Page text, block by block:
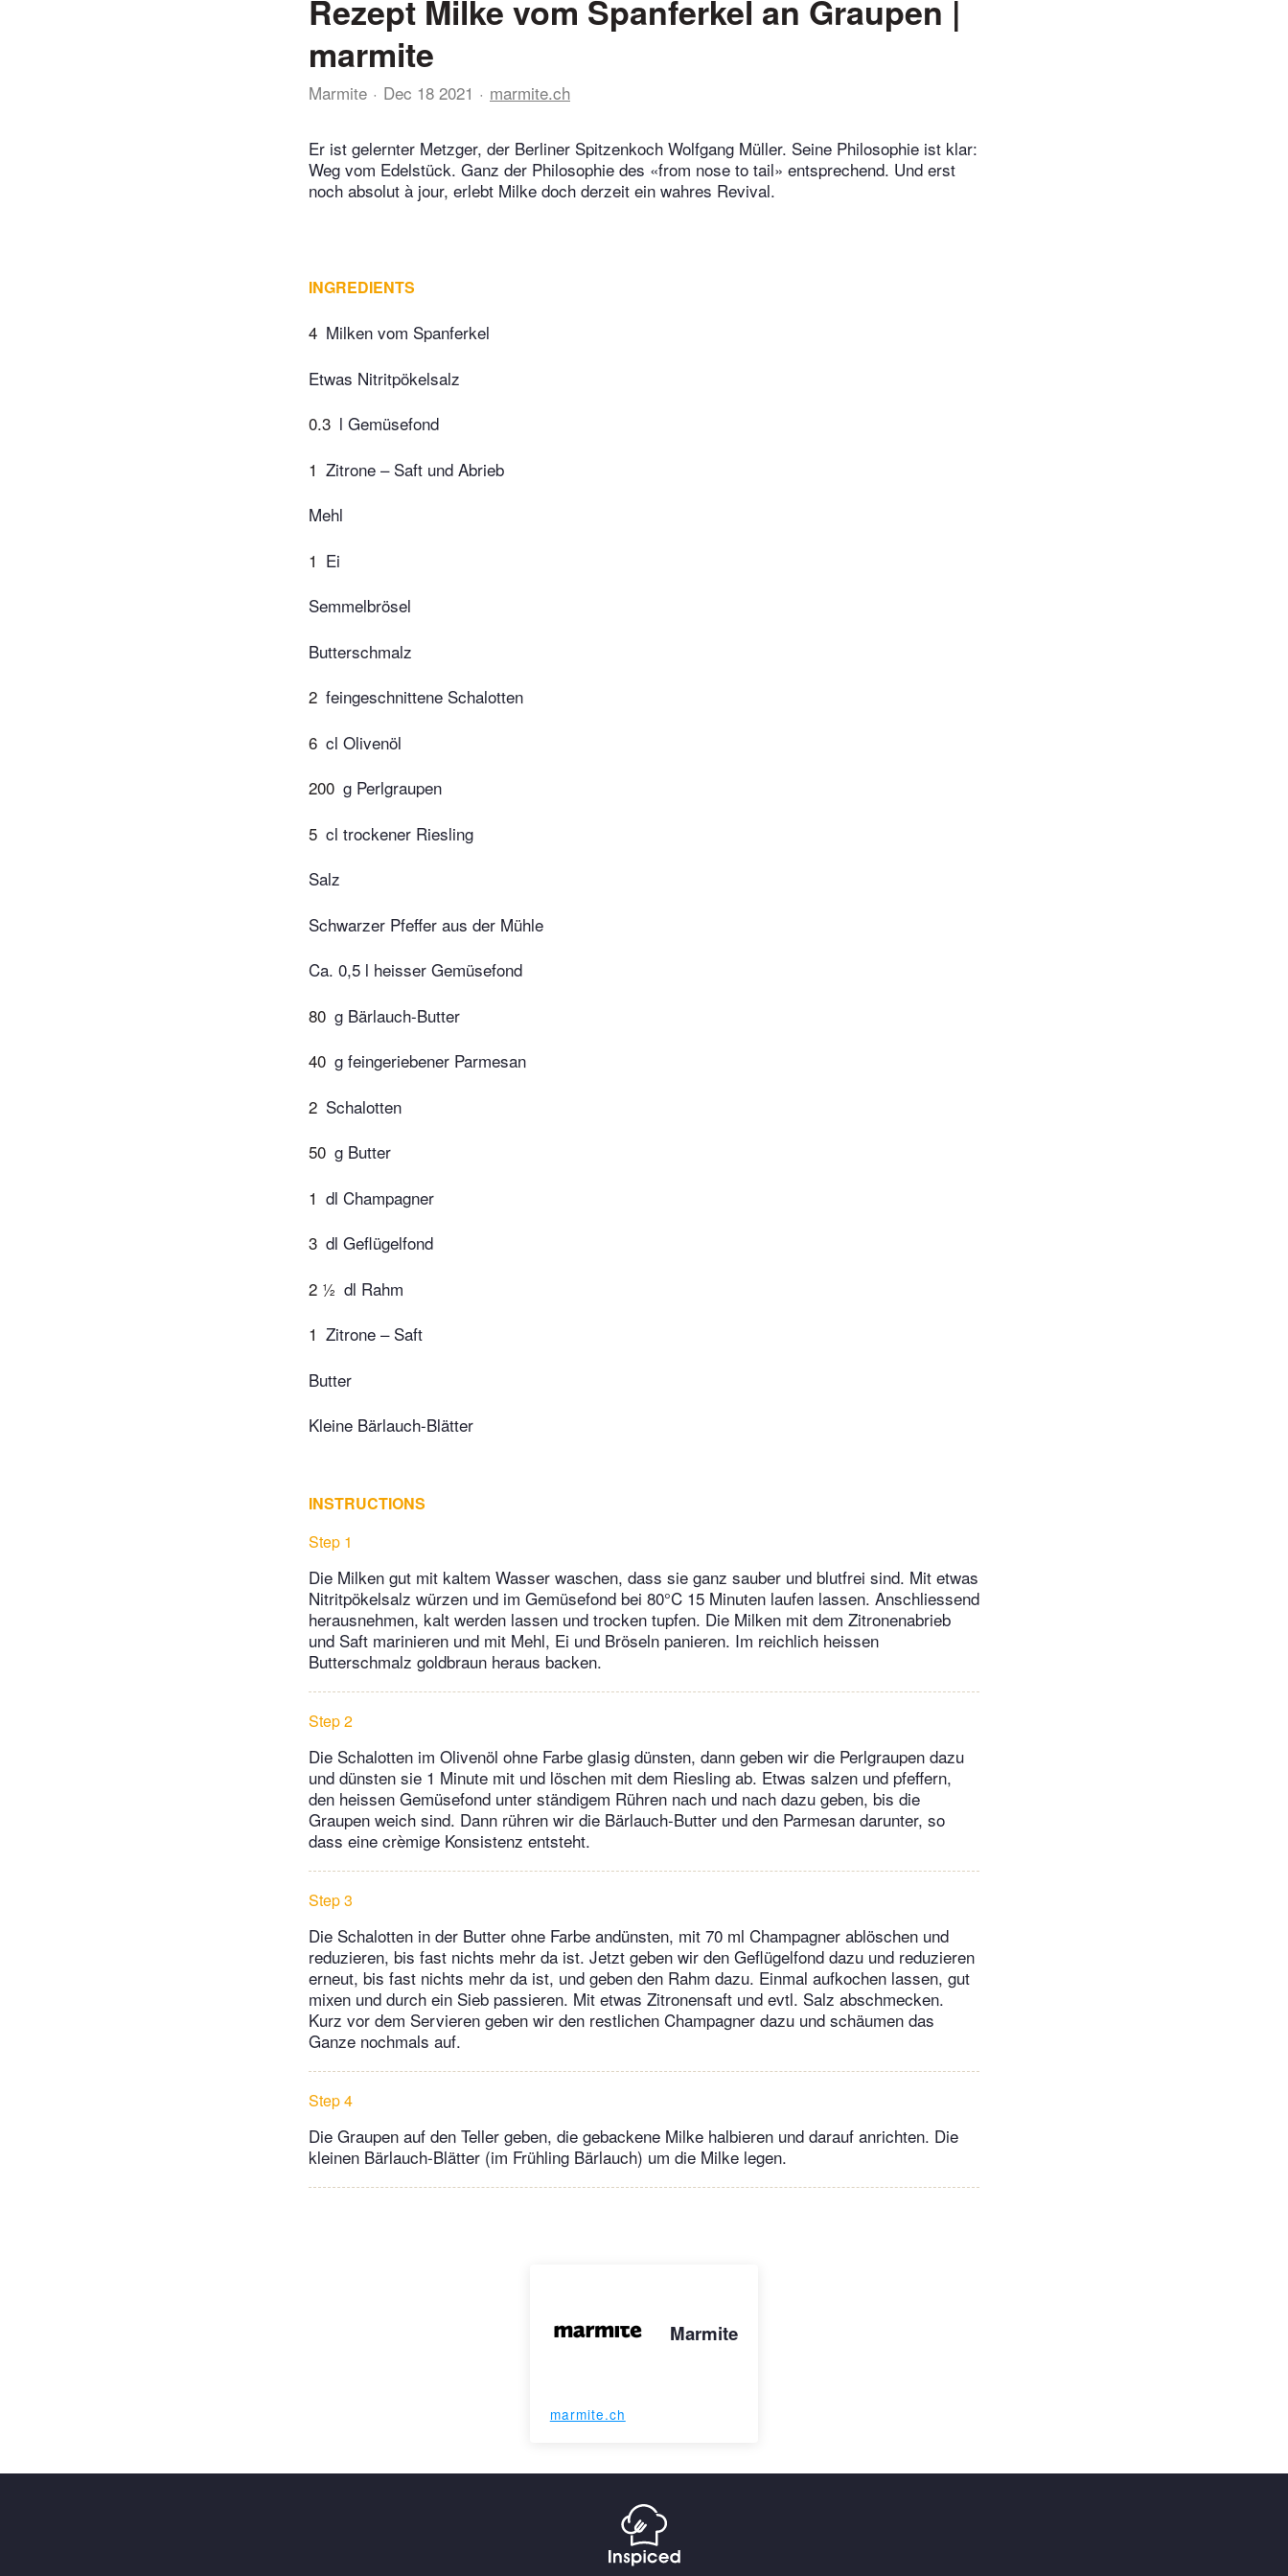
Rezept Milke vom Spanferkel an Graupen |
marmite
Marmite Dec 18 2021 marmite.ch
Er ist gelernter Metzger, der Berliner Spitzenkoch Wolfgang Müller. Seine Philosophie ist klar:
Weg vom Edelstück. Ganz der Philosophie des «from nose to tail» entsprechend. Und erst
noch absolut à jour, erlebt Milke doch derzeit ein wahres Revival.
INGREDIENTS
4 Milken vom Spanferkel
Etwas Nitritpökelsalz
0.3 l Gemüsefond
1 Zitrone – Saft und Abrieb
Mehl
1 Ei
Semmelbrösel
Butterschmalz
2 feingeschnittene Schalotten
6 cl Olivenöl
200 g Perlgraupen
5 cl trockener Riesling
Salz
Schwarzer Pfeffer aus der Mühle
Ca. 0,5 l heisser Gemüsefond
80 g Bärlauch-Butter
40 g feingeriebener Parmesan
2 Schalotten
50 g Butter
1 dl Champagner
3 dl Geflügelfond
2 ½ dl Rahm
1 Zitrone – Saft
Butter
Kleine Bärlauch-Blätter
INSTRUCTIONS
Step 1
Die Milken gut mit kaltem Wasser waschen, dass sie ganz sauber und blutfrei sind. Mit etwas
Nitritpökelsalz würzen und im Gemüsefond bei 80°C 15 Minuten laufen lassen. Anschliessend
herausnehmen, kalt werden lassen und trocken tupfen. Die Milken mit dem Zitronenabrieb
und Saft marinieren und mit Mehl, Ei und Bröseln panieren. Im reichlich heissen
Butterschmalz goldbraun heraus backen.
Step 2
Die Schalotten im Olivenöl ohne Farbe glasig dünsten, dann geben wir die Perlgraupen dazu
und dünsten sie 1 Minute mit und löschen mit dem Riesling ab. Etwas salzen und pfeffern,
den heissen Gemüsefond unter ständigem Rühren nach und nach dazu geben, bis die
Graupen weich sind. Dann rühren wir die Bärlauch-Butter und den Parmesan darunter, so
dass eine crèmige Konsistenz entsteht.
Step 3
Die Schalotten in der Butter ohne Farbe andünsten, mit 70 ml Champagner ablöschen und
reduzieren, bis fast nichts mehr da ist. Jetzt geben wir den Geflügelfond dazu und reduzieren
erneut, bis fast nichts mehr da ist, und geben den Rahm dazu. Einmal aufkochen lassen, gut
mixen und durch ein Sieb passieren. Mit etwas Zitronensaft und evtl. Salz abschmecken.
Kurz vor dem Servieren geben wir den restlichen Champagner dazu und schäumen das
Ganze nochmals auf.
Step 4
Die Graupen auf den Teller geben, die gebackene Milke halbieren und darauf anrichten. Die
kleinen Bärlauch-Blätter (im Frühling Bärlauch) um die Milke legen.
Marmite
marmite.ch